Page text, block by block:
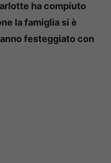
ha compiuto
la famiglia si è
festeggiato con